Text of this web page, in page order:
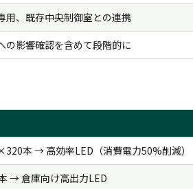
用、既存中央制御室との連携
の影響確認を含めて段階的に
本 → 高効率LED（消費電力50%削減）
→ 倉庫向け高出力LED